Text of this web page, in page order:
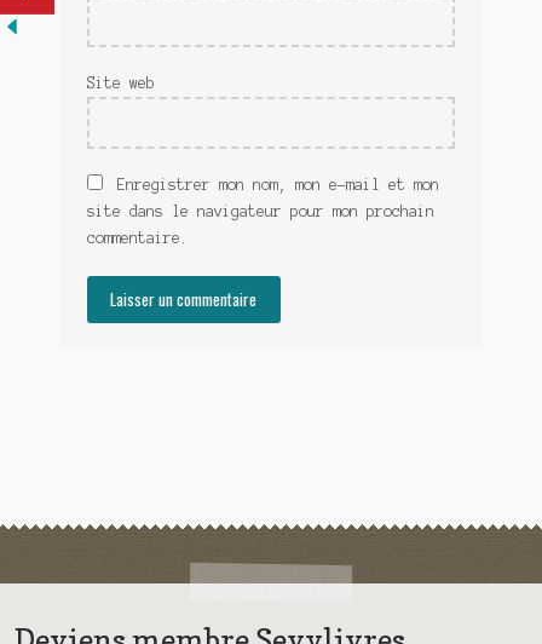
Site web
Enregistrer mon nom, mon e-mail et mon
site dans le navigateur pour mon prochain
commentaire.